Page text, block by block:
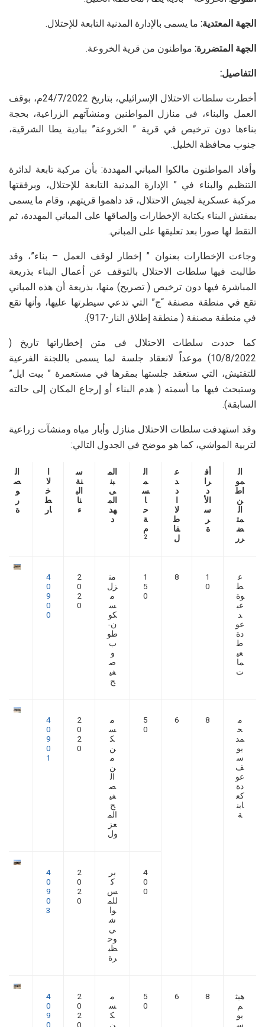
الجهة المعتدية: ما يسمى بالإدارة المدنية التابعة للإحتلال.
الجهة المتضررة: مواطنون من قرية الخروعة.
التفاصيل:
أخطرت سلطات الاحتلال الإسرائيلي، بتاريخ 24/7/2022م، بوقف
العمل والبناء، في منازل المواطنين ومنشآتهم الزراعية، بحجة
بناءها دون ترخيص في قرية ” الخروعة” ببادية يطا الشرقية،
جنوب محافظة الخليل.
وأفاد المواطنون مالكوا المباني المهددة: بأن مركبة تابعة لدائرة
التنظيم والبناء في ” الإدارة المدنية التابعة للإحتلال، وبرفقتها
مركبة عسكرية لجيش الاحتلال، قد داهموا قريتهم، وقام ما يسمى
بمفتش البناء بكتابة الإخطارات وإلصاقها على المباني المهددة، ثم
التقط لها صورا بعد تعليقها على المباني.
وجاءت الإخطارات بعنوان ” إخطار لوقف العمل – بناء”، وقد
طالبت فيها سلطات الاحتلال بالتوقف عن أعمال البناء بذريعة
المباشرة فيها دون ترخيص ( تصريح) منها، بذريعة أن هذه المباني
تقع في منطقة مصنفة “ج” التي تدعي سيطرتها عليها، وأنها تقع
في منطقة مصنفة ( منطقة إطلاق النار-917).
كما حددت سلطات الاحتلال في متن إخطاراتها تاريخ (
10/8/2022) موعداً لانعقاد جلسة لما يسمى باللجنة الفرعية
للتفتيش، التي ستعقد جلستها بمقرها في مستعمرة ” بيت ايل”
وستبحث فيها ما أسمته ( هدم البناء أو إرجاع المكان إلى حالته
السابقة).
وقد استهدفت سلطات الاحتلال منازل وأبار مياه ومنشآت زراعية
لتربية المواشي، كما هو موضح في الجدول التالي:
ال
مو
اط
ن
ال
مت
ض
رر
أف
را
د
الأ
س
ر
ة
ع
د
د
لا
ط
فا
ل
ال
م
س
ا
ح
ة
م
2
الم
بن
ى
الم
هد
د
س
نة
الب
نا
ء
لا
خ
ط
ار
ال
ص
و
ر
ة
ع
ط
وة
عب
د
عو
دة
ط
عي
ما
ت
1
0
8
1
5
0
من
زل
م
س
كو
ن-
طو
ب
و
ص
في
ح
2
0
2
0
4
0
9
0
0
م
ح
مد
يو
س
ف
عو
دة
كع
ابن
ة
8
6
5
0
م
س
ك
ن
م
ن
ال
ص
في
ح
الم
عز
ول
2
0
2
0
4
0
9
0
1
4
0
0
بر
ك
س
للم
وا
ش
ي
وح
ظي
رة
2
0
2
0
4
0
9
0
3
هيث
م
يو
س
8
6
5
0
م
س
ك
ن
2
0
2
0
4
0
9
0